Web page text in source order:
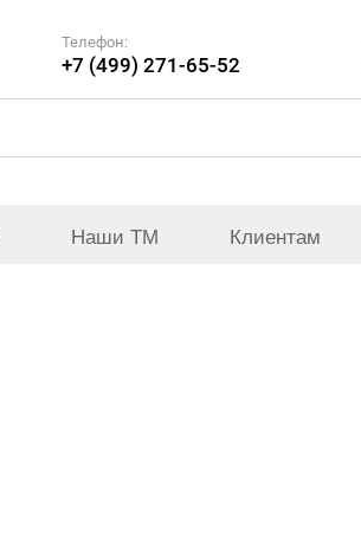
Телефон:
+7 (499) 271-65-52
Наши ТМ Клиентам